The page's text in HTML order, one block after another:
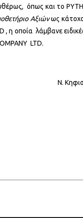
όπως και το
Αξιώνως
η οποία λάμβανε
LTD.
Ν.